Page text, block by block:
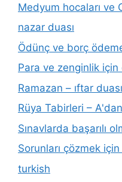
Medyum hocaları ve
nazar duası
Ödünç ve borç
Para ve zenginlik
Ramazan – ıftar
Rüya Tabirleri –
Sınavlarda başarılı
Sorunları çözmek
turkish